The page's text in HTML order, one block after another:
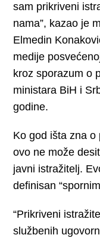
sam prikriveni
nama”, kazao je
Elmedin
medije
kroz sporazum o
ministara BiH i
godine.
Ko god išta zna
ovo ne može
javni istražitelj.
definisan
“Prikriveni
službenih